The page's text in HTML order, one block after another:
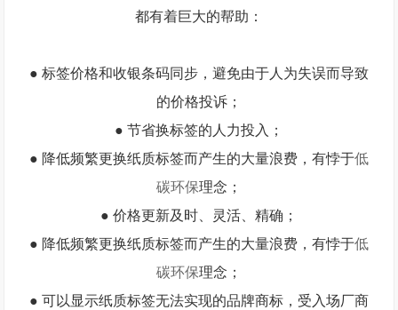
都有着巨大的帮助：
● 标签价格和收银条码同步，避免由于人为失误而导致
的价格投诉；
● 节省换标签的人力投入；
● 降低频繁更换纸质标签而产生的大量浪费，有悖于低
碳环保理念；
● 价格更新及时、灵活、精确；
● 降低频繁更换纸质标签而产生的大量浪费，有悖于低
碳环保理念；
● 可以显示纸质标签无法实现的品牌商标，受入场厂商